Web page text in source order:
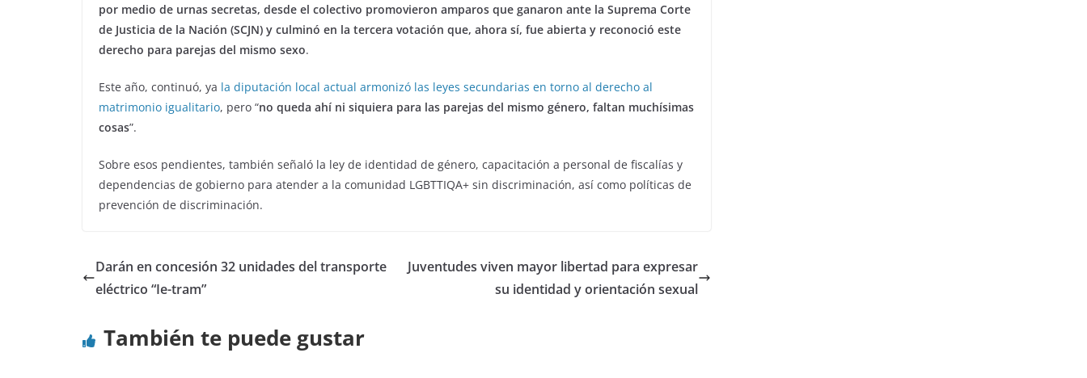
por medio de urnas secretas, desde el colectivo promovieron amparos que ganaron ante la Suprema Corte
de Justicia de la Nación (SCJN) y culminó en la tercera votación que, ahora sí, fue abierta y reconoció este
derecho para parejas del mismo sexo.
Este año, continuó, ya la diputación local actual armonizó las leyes secundarias en torno al derecho al
matrimonio igualitario, pero “no queda ahí ni siquiera para las parejas del mismo género, faltan muchísimas
cosas”.
Sobre esos pendientes, también señaló la ley de identidad de género, capacitación a personal de fiscalías y
dependencias de gobierno para atender a la comunidad LGBTTIQA+ sin discriminación, así como políticas de
prevención de discriminación.
Darán en concesión 32 unidades del transporte
eléctrico “Ie-tram”
Juventudes viven mayor libertad para expresar
su identidad y orientación sexual
También te puede gustar